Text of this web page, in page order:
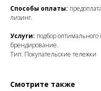
Способы оплаты:
лизинг.
Услуги: подбор
брендирование.
Тип: Покупательские тележки
Смотрите также